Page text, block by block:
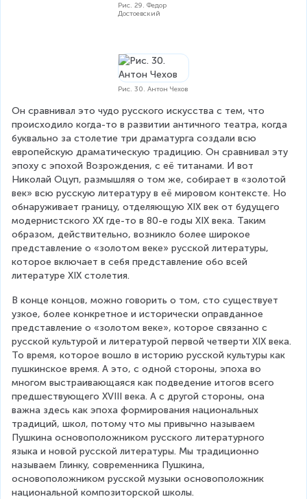
Рис. 29. Федор
Достоевский
Рис. 30. Антон Чехов
Он сравнивал это чудо русского искусства с тем, что
происходило когда-то в развитии античного театра, когда
буквально за столетие три драматурга создали всю
европейскую драматическую традицию. Он сравнивал эту
эпоху с эпохой Возрождения, с её титанами. И вот
Николай Оцуп, размышляя о том же, собирает в «золотой
век» всю русскую литературу в её мировом контексте. Но
обнаруживает границу, отделяющую XIX век от будущего
модернистского XX где-то в 80-е годы XIX века. Таким
образом, действительно, возникло более широкое
представление о «золотом веке» русской литературы,
которое включает в себя представление обо всей
литературе XIX столетия.
В конце концов, можно говорить о том, сто существует
узкое, более конкретное и исторически оправданное
представление о «золотом веке», которое связанно с
русской культурой и литературой первой четверти XIX века.
То время, которое вошло в историю русской культуры как
пушкинское время. А это, с одной стороны, эпоха во
многом выстраивающаяся как подведение итогов всего
предшествующего XVIII века. А с другой стороны, она
важна здесь как эпоха формирования национальных
традиций, школ, потому что мы привычно называем
Пушкина основоположником русского литературного
языка и новой русской литературы. Мы традиционно
называем Глинку, современника Пушкина,
основоположником русской музыки основоположник
национальной композиторской школы.